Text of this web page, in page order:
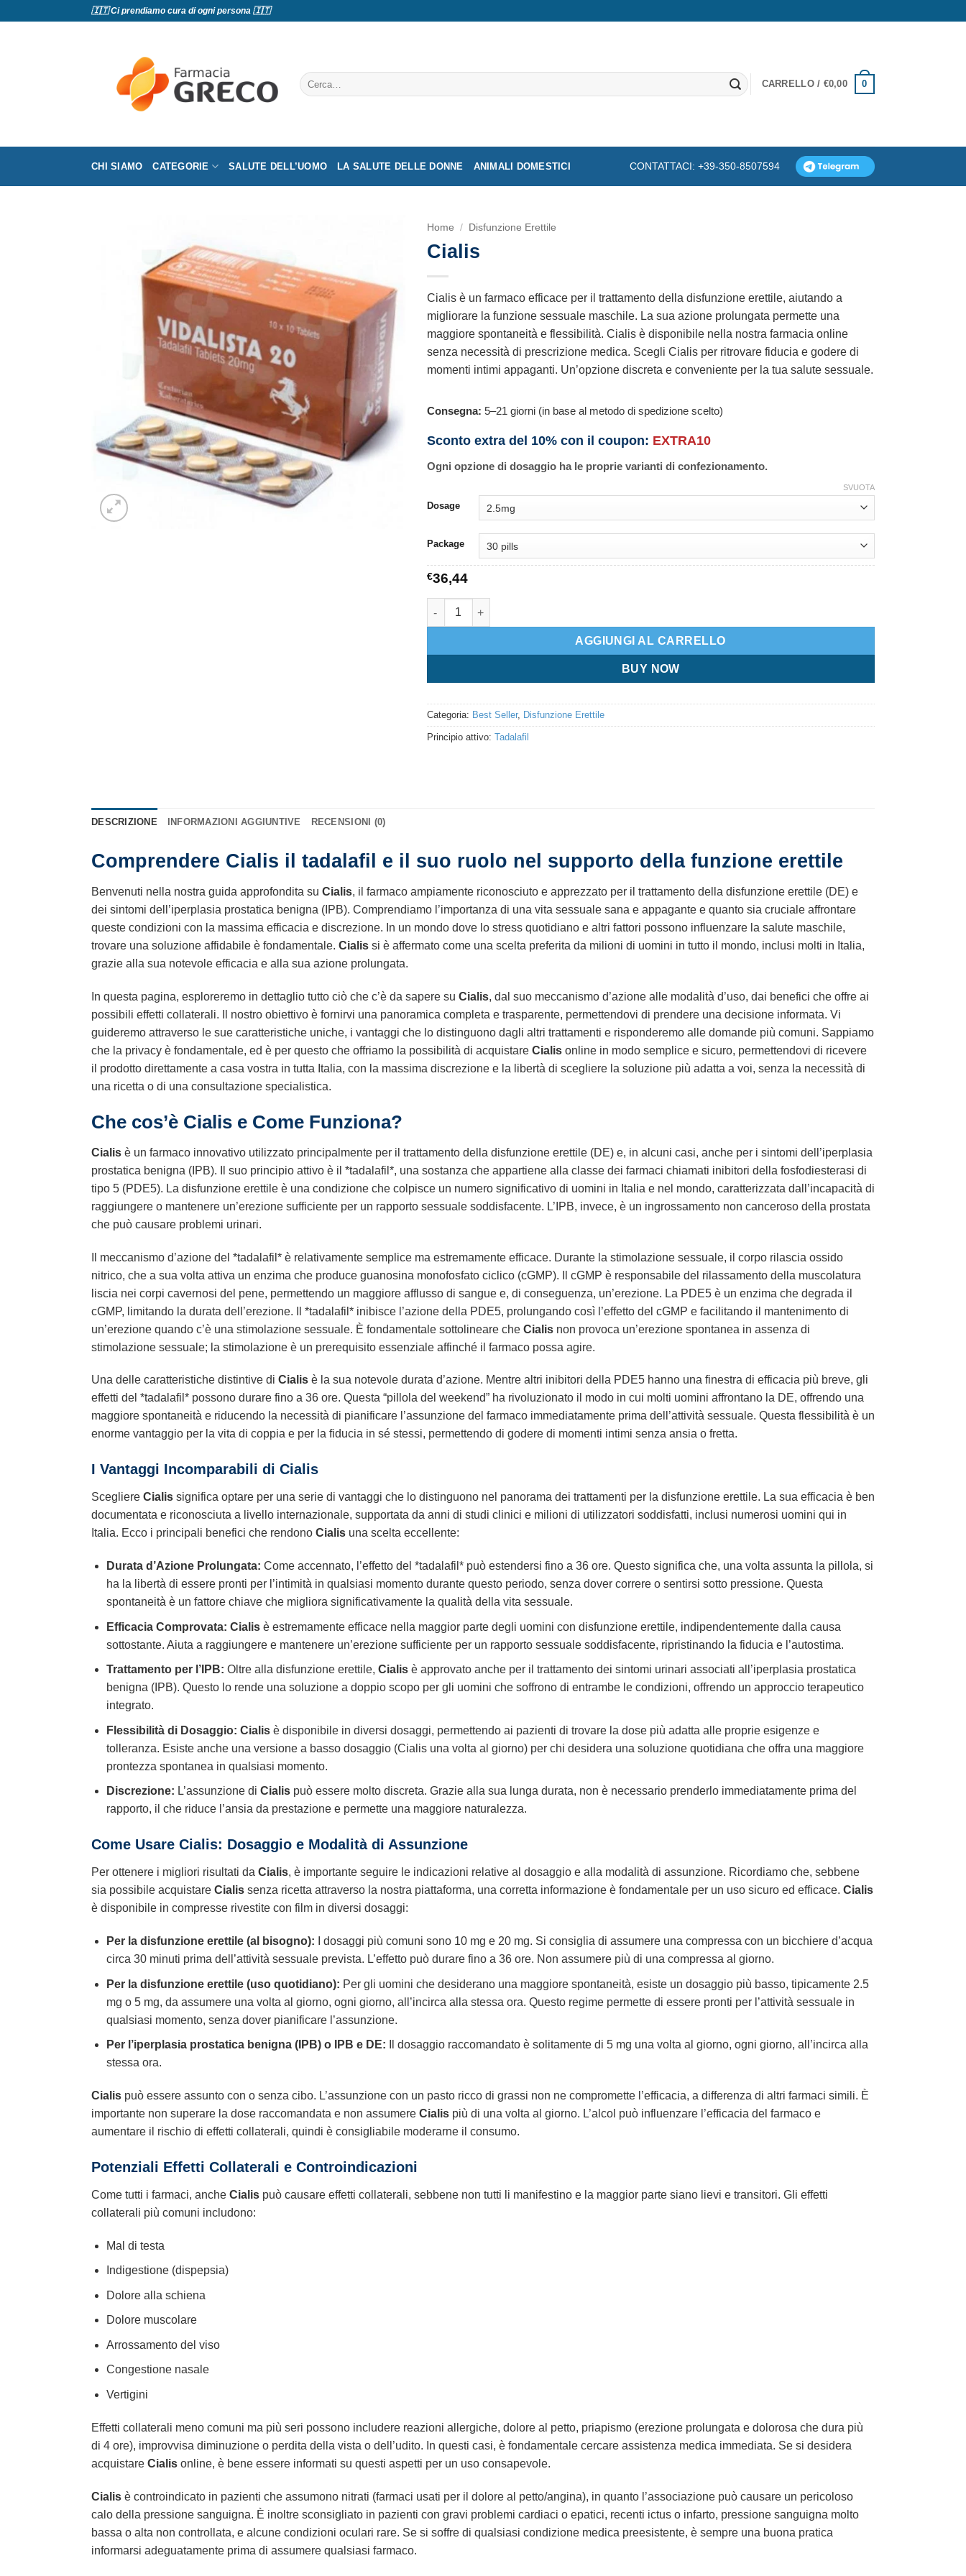
🇮🇹 Ci prendiamo cura di ogni persona 🇮🇹
Cerca:
CARRELLO / €0,00 0
CHI SIAMO CATEGORIE SALUTE DELL’UOMO LA SALUTE DELLE DONNE ANIMALI DOMESTICI CONTATTACI: +39-350-8507594
Home / Disfunzione Erettile
Cialis
Cialis è un farmaco efficace per il trattamento della disfunzione erettile, aiutando a
migliorare la funzione sessuale maschile. La sua azione prolungata permette una
maggiore spontaneità e flessibilità. Cialis è disponibile nella nostra farmacia online
senza necessità di prescrizione medica. Scegli Cialis per ritrovare fiducia e godere di
momenti intimi appaganti. Un’opzione discreta e conveniente per la tua salute sessuale.
Consegna: 5–21 giorni (in base al metodo di spedizione scelto)
Sconto extra del 10% con il coupon: EXTRA10
Ogni opzione di dosaggio ha le proprie varianti di confezionamento.
Dosage
Package
SVUOTA
€36,44
Cialis quantità
AGGIUNGI AL CARRELLO
BUY NOW
Categoria: Best Seller, Disfunzione Erettile
Principio attivo: Tadalafil
DESCRIZIONE INFORMAZIONI AGGIUNTIVE RECENSIONI (0)
Comprendere Cialis il tadalafil e il suo ruolo nel supporto della funzione erettile
Benvenuti nella nostra guida approfondita su Cialis, il farmaco ampiamente riconosciuto e apprezzato per il trattamento della disfunzione erettile (DE) e
dei sintomi dell’iperplasia prostatica benigna (IPB). Comprendiamo l’importanza di una vita sessuale sana e appagante e quanto sia cruciale affrontare
queste condizioni con la massima efficacia e discrezione. In un mondo dove lo stress quotidiano e altri fattori possono influenzare la salute maschile,
trovare una soluzione affidabile è fondamentale. Cialis si è affermato come una scelta preferita da milioni di uomini in tutto il mondo, inclusi molti in Italia,
grazie alla sua notevole efficacia e alla sua azione prolungata.
In questa pagina, esploreremo in dettaglio tutto ciò che c’è da sapere su Cialis, dal suo meccanismo d’azione alle modalità d’uso, dai benefici che offre ai
possibili effetti collaterali. Il nostro obiettivo è fornirvi una panoramica completa e trasparente, permettendovi di prendere una decisione informata. Vi
guideremo attraverso le sue caratteristiche uniche, i vantaggi che lo distinguono dagli altri trattamenti e risponderemo alle domande più comuni. Sappiamo
che la privacy è fondamentale, ed è per questo che offriamo la possibilità di acquistare Cialis online in modo semplice e sicuro, permettendovi di ricevere
il prodotto direttamente a casa vostra in tutta Italia, con la massima discrezione e la libertà di scegliere la soluzione più adatta a voi, senza la necessità di
una ricetta o di una consultazione specialistica.
Che cos’è Cialis e Come Funziona?
Cialis è un farmaco innovativo utilizzato principalmente per il trattamento della disfunzione erettile (DE) e, in alcuni casi, anche per i sintomi dell’iperplasia
prostatica benigna (IPB). Il suo principio attivo è il *tadalafil*, una sostanza che appartiene alla classe dei farmaci chiamati inibitori della fosfodiesterasi di
tipo 5 (PDE5). La disfunzione erettile è una condizione che colpisce un numero significativo di uomini in Italia e nel mondo, caratterizzata dall’incapacità di
raggiungere o mantenere un’erezione sufficiente per un rapporto sessuale soddisfacente. L’IPB, invece, è un ingrossamento non canceroso della prostata
che può causare problemi urinari.
Il meccanismo d’azione del *tadalafil* è relativamente semplice ma estremamente efficace. Durante la stimolazione sessuale, il corpo rilascia ossido
nitrico, che a sua volta attiva un enzima che produce guanosina monofosfato ciclico (cGMP). Il cGMP è responsabile del rilassamento della muscolatura
liscia nei corpi cavernosi del pene, permettendo un maggiore afflusso di sangue e, di conseguenza, un’erezione. La PDE5 è un enzima che degrada il
cGMP, limitando la durata dell’erezione. Il *tadalafil* inibisce l’azione della PDE5, prolungando così l’effetto del cGMP e facilitando il mantenimento di
un’erezione quando c’è una stimolazione sessuale. È fondamentale sottolineare che Cialis non provoca un’erezione spontanea in assenza di
stimolazione sessuale; la stimolazione è un prerequisito essenziale affinché il farmaco possa agire.
Una delle caratteristiche distintive di Cialis è la sua notevole durata d’azione. Mentre altri inibitori della PDE5 hanno una finestra di efficacia più breve, gli
effetti del *tadalafil* possono durare fino a 36 ore. Questa “pillola del weekend” ha rivoluzionato il modo in cui molti uomini affrontano la DE, offrendo una
maggiore spontaneità e riducendo la necessità di pianificare l’assunzione del farmaco immediatamente prima dell’attività sessuale. Questa flessibilità è un
enorme vantaggio per la vita di coppia e per la fiducia in sé stessi, permettendo di godere di momenti intimi senza ansia o fretta.
I Vantaggi Incomparabili di Cialis
Scegliere Cialis significa optare per una serie di vantaggi che lo distinguono nel panorama dei trattamenti per la disfunzione erettile. La sua efficacia è ben
documentata e riconosciuta a livello internazionale, supportata da anni di studi clinici e milioni di utilizzatori soddisfatti, inclusi numerosi uomini qui in
Italia. Ecco i principali benefici che rendono Cialis una scelta eccellente:
Durata d’Azione Prolungata: Come accennato, l’effetto del *tadalafil* può estendersi fino a 36 ore. Questo significa che, una volta assunta la pillola, si
ha la libertà di essere pronti per l’intimità in qualsiasi momento durante questo periodo, senza dover correre o sentirsi sotto pressione. Questa
spontaneità è un fattore chiave che migliora significativamente la qualità della vita sessuale.
Efficacia Comprovata: Cialisè estremamente efficace nella maggior parte degli uomini con disfunzione erettile, indipendentemente dalla causa
sottostante. Aiuta a raggiungere e mantenere un’erezione sufficiente per un rapporto sessuale soddisfacente, ripristinando la fiducia e l’autostima.
Trattamento per l’IPB: Oltre alla disfunzione erettile, Cialisè approvato anche per il trattamento dei sintomi urinari associati all’iperplasia prostatica
benigna (IPB). Questo lo rende una soluzione a doppio scopo per gli uomini che soffrono di entrambe le condizioni, offrendo un approccio terapeutico
integrato.
Flessibilità di Dosaggio: Cialisè disponibile in diversi dosaggi, permettendo ai pazienti di trovare la dose più adatta alle proprie esigenze e
tolleranza. Esiste anche una versione a basso dosaggio (Cialis una volta al giorno) per chi desidera una soluzione quotidiana che offra una maggiore
prontezza spontanea in qualsiasi momento.
Discrezione: L’assunzione di Cialispuò essere molto discreta. Grazie alla sua lunga durata, non è necessario prenderlo immediatamente prima del
rapporto, il che riduce l’ansia da prestazione e permette una maggiore naturalezza.
Come Usare Cialis: Dosaggio e Modalità di Assunzione
Per ottenere i migliori risultati da Cialis, è importante seguire le indicazioni relative al dosaggio e alla modalità di assunzione. Ricordiamo che, sebbene
sia possibile acquistare Cialis senza ricetta attraverso la nostra piattaforma, una corretta informazione è fondamentale per un uso sicuro ed efficace. Cialis
è disponibile in compresse rivestite con film in diversi dosaggi:
Per la disfunzione erettile (al bisogno): I dosaggi più comuni sono 10 mg e 20 mg. Si consiglia di assumere una compressa con un bicchiere d’acqua
circa 30 minuti prima dell’attività sessuale prevista. L’effetto può durare fino a 36 ore. Non assumere più di una compressa al giorno.
Per la disfunzione erettile (uso quotidiano): Per gli uomini che desiderano una maggiore spontaneità, esiste un dosaggio più basso, tipicamente 2.5
mg o 5 mg, da assumere una volta al giorno, ogni giorno, all’incirca alla stessa ora. Questo regime permette di essere pronti per l’attività sessuale in
qualsiasi momento, senza dover pianificare l’assunzione.
Per l’iperplasia prostatica benigna (IPB) o IPB e DE: Il dosaggio raccomandato è solitamente di 5 mg una volta al giorno, ogni giorno, all’incirca alla
stessa ora.
Cialis può essere assunto con o senza cibo. L’assunzione con un pasto ricco di grassi non ne compromette l’efficacia, a differenza di altri farmaci simili. È
importante non superare la dose raccomandata e non assumere Cialis più di una volta al giorno. L’alcol può influenzare l’efficacia del farmaco e
aumentare il rischio di effetti collaterali, quindi è consigliabile moderarne il consumo.
Potenziali Effetti Collaterali e Controindicazioni
Come tutti i farmaci, anche Cialis può causare effetti collaterali, sebbene non tutti li manifestino e la maggior parte siano lievi e transitori. Gli effetti
collaterali più comuni includono:
Mal di testa
Indigestione (dispepsia)
Dolore alla schiena
Dolore muscolare
Arrossamento del viso
Congestione nasale
Vertigini
Effetti collaterali meno comuni ma più seri possono includere reazioni allergiche, dolore al petto, priapismo (erezione prolungata e dolorosa che dura più
di 4 ore), improvvisa diminuzione o perdita della vista o dell’udito. In questi casi, è fondamentale cercare assistenza medica immediata. Se si desidera
acquistare Cialis online, è bene essere informati su questi aspetti per un uso consapevole.
Cialis è controindicato in pazienti che assumono nitrati (farmaci usati per il dolore al petto/angina), in quanto l’associazione può causare un pericoloso
calo della pressione sanguigna. È inoltre sconsigliato in pazienti con gravi problemi cardiaci o epatici, recenti ictus o infarto, pressione sanguigna molto
bassa o alta non controllata, e alcune condizioni oculari rare. Se si soffre di qualsiasi condizione medica preesistente, è sempre una buona pratica
informarsi adeguatamente prima di assumere qualsiasi farmaco.